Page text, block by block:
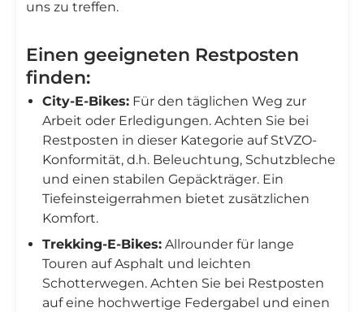
uns zu treffen.
Einen geeigneten Restposten
finden:
City-E-Bikes: Für den täglichen Weg zur
Arbeit oder Erledigungen. Achten Sie bei
Restposten in dieser Kategorie auf StVZO-
Konformität, d.h. Beleuchtung, Schutzbleche
und einen stabilen Gepäckträger. Ein
Tiefeinsteigerrahmen bietet zusätzlichen
Komfort.
Trekking-E-Bikes: Allrounder für lange
Touren auf Asphalt und leichten
Schotterwegen. Achten Sie bei Restposten
auf eine hochwertige Federgabel und einen